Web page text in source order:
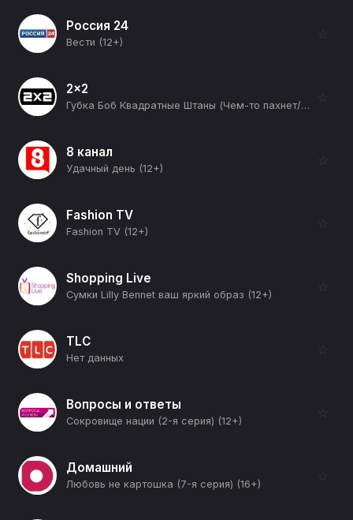
Россия 24
Вести (12+)
☆
2x2
Губка Боб Квадратные Штаны (Чем-то пахнет/Малышка Босс) (12+)
☆
8 канал
Удачный день (12+)
☆
Fashion TV
Fashion TV (12+)
☆
Shopping Live
Сумки Lilly Bennet ваш яркий образ (12+)
☆
TLC
Нет данных
☆
Вопросы и ответы
Сокровище нации (2-я серия) (12+)
☆
Домашний
Любовь не картошка (7-я серия) (16+)
☆